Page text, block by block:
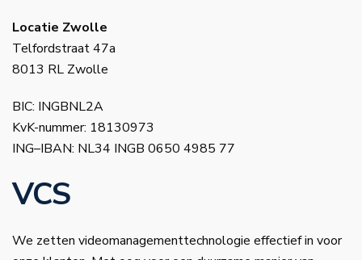
Locatie Zwolle
Telfordstraat 47a
8013 RL Zwolle
BIC: INGBNL2A
KvK-nummer: 18130973
ING–IBAN: NL34 INGB 0650 4985 77
VCS
We zetten videomanagementtechnologie effectief in voor